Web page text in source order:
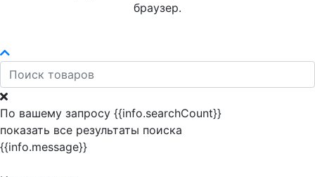
браузер.
По вашему запросу {{info.searchCount}}
показать все результаты поиска
{{info.message}}